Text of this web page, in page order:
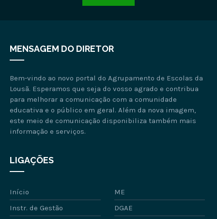
MENSAGEM DO DIRETOR
Bem-vindo ao novo portal do Agrupamento de Escolas da
Lousã. Esperamos que seja do vosso agrado e contribua
para melhorar a comunicação com a comunidade
educativa e o público em geral. Além da nova imagem,
este meio de comunicação disponibiliza também mais
informação e serviços.
LIGAÇÕES
Início
ME
Instr. de Gestão
DGAE